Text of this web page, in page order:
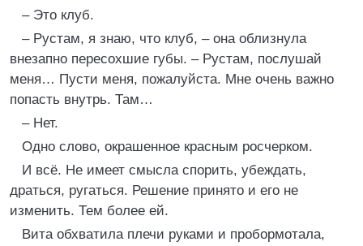
– Это клуб.
– Рустам, я знаю, что клуб, – она облизнула
внезапно пересохшие губы. – Рустам, послушай
меня… Пусти меня, пожалуйста. Мне очень важно
попасть внутрь. Там…
– Нет.
Одно слово, окрашенное красным росчерком.
И всё. Не имеет смысла спорить, убеждать,
драться, ругаться. Решение принято и его не
изменить. Тем более ей.
Вита обхватила плечи руками и пробормотала,